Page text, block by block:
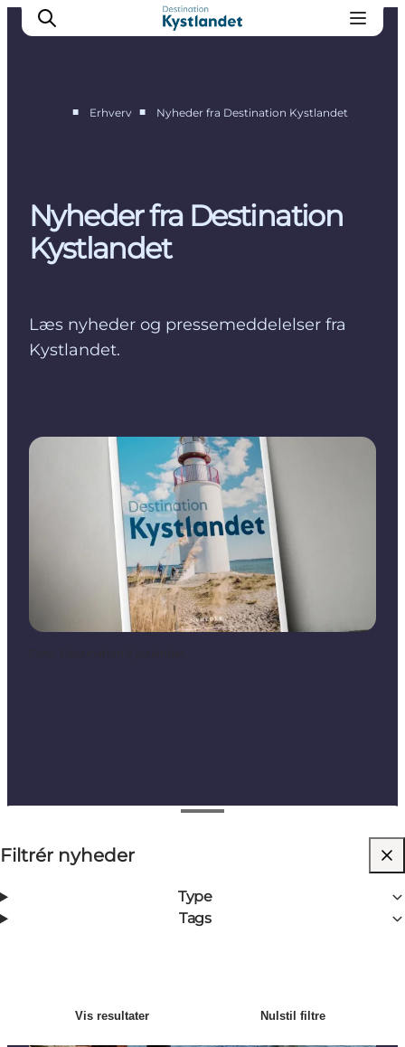
Nyheder
For partnere
Bliv partner
■ Erhverv ■ Nyheder fra Destination Kystlandet
Nyheder fra Destination
Kystlandet
Læs nyheder og pressemeddelelser fra
Kystlandet.
Foto Destination Kystlandet
Vis filtre
Filtrér nyheder
Type
Tags
Vis resultater Nulstil filtre
Erhvervsfremmeprojektet Turisme for alle